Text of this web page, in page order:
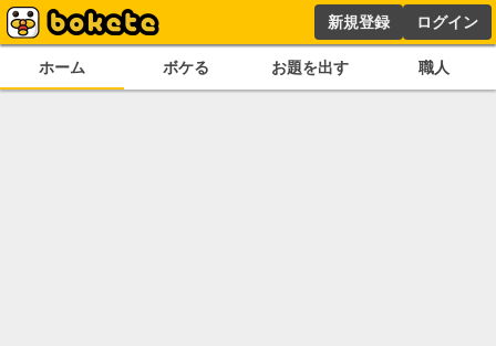
新規登録 ログイン
ホーム ボケる お題を出す 職人